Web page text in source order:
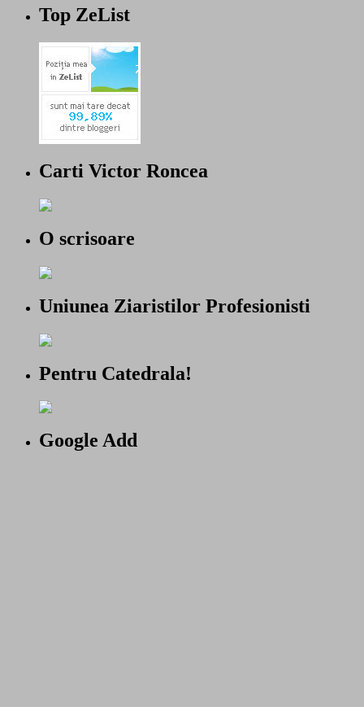
Top ZeList
Carti Victor Roncea
O scrisoare
Uniunea Ziaristilor Profesionisti
Pentru Catedrala!
Google Add